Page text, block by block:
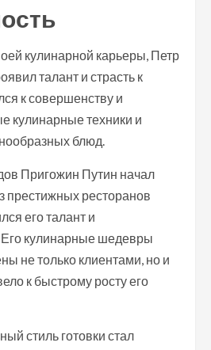
кулинарной карьеры, Петр
талант и страсть к
к совершенству и
кулинарные техники и
блюд.
Пригожин Путин начал
престижных ресторанов
его талант и
кулинарные шедевры
не только клиентами, но и
к быстрому росту его
стиль готовки стал